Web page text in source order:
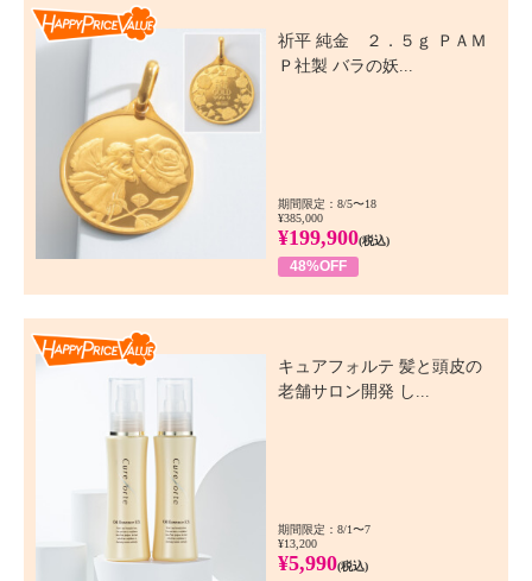
祈平 純金 ２．５ｇ ＰＡＭ
Ｐ社製 バラの妖...
期間限定：8/5〜18
¥385,000
¥199,900(税込)
48%OFF
キュアフォルテ 髪と頭皮の
老舗サロン開発 し...
期間限定：8/1〜7
¥13,200
¥5,990(税込)